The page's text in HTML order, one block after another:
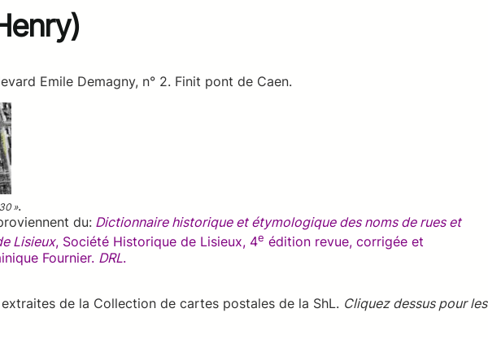
Emile Demagny, n° 2. Finit pont de Caen.
».
du: Dictionnaire historique et étymologique des noms de rues et
Lisieux, Société Historique de Lisieux, 4e édition revue, corrigée et
Fournier. DRL.
de la Collection de cartes postales de la ShL. Cliquez dessus pour les